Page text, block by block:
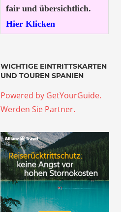
fair und übersichtlich.
Hier Klicken
WICHTIGE EINTRITTSKARTEN
UND TOUREN SPANIEN
Powered by GetYourGuide.
Werden Sie Partner.